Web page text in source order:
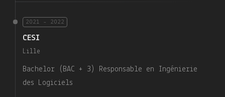
2021 - 2022
CESI
Lille
Bachelor (BAC + 3) Responsable en Ingénierie
des Logiciels